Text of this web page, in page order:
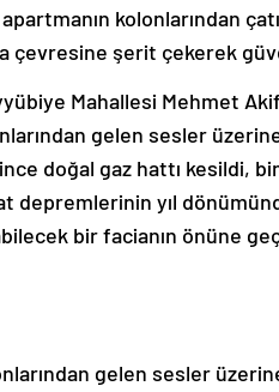
kolonlarından
çevresine şerit çekerek
Mahallesi Mehmet
gelen sesler
doğal gaz hattı kesildi,
depremlerinin yıl
bir facianın önüne
gelen sesler üzerine